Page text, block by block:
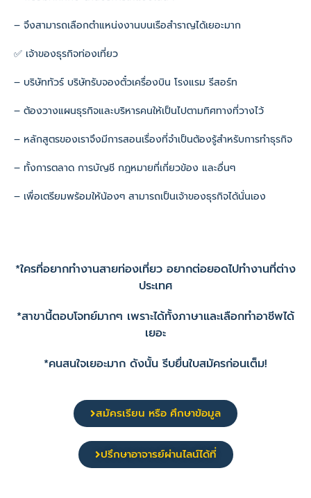
– จึงสามารถเลือกตำแหน่งงานบนเรือสำราญได้เยอะมาก
✅ เจ้าของธุรกิจท่องเที่ยว
– บริษัททัวร์ บริษัทรับจองตั๋วเครื่องบิน โรงแรม รีสอร์ท
– ต้องวางแผนธุรกิจและบริหารคนให้เป็นไปตามทิศทางที่วางไว้
– หลักสูตรของเราจึงมีการสอนเรื่องที่จำเป็นต้องรู้สำหรับการทำธุรกิจ
– ทั้งการตลาด การบัญชี กฎหมายที่เกี่ยวข้อง และอื่นๆ
– เพื่อเตรียมพร้อมให้น้องๆ สามารถเป็นเจ้าของธุรกิจได้นั่นเอง
*ใครที่อยากทำงานสายท่องเที่ยว อยากต่อยอดไปทำงานที่ต่าง
ประเทศ
*สาขานี้ตอบโจทย์มากๆ เพราะได้ทั้งภาษาและเลือกทำอาชีพได้
เยอะ
*คนสนใจเยอะมาก ดังนั้น รีบยื่นใบสมัครก่อนเต็ม!
สมัครเรียน หรือ ศึกษาข้อมูล
ปรึกษาอาจารย์ผ่านไลน์ได้ที่